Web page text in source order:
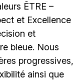
ÊTRE –
et Excellence
et
bleue. Nous
progressives,
ainsi que